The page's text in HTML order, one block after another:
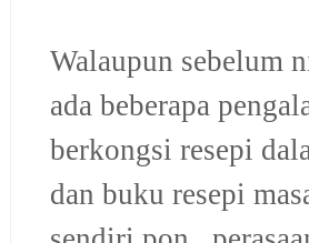
Walaupun sebelum
ada beberapa
berkongsi resepi
dan buku resepi